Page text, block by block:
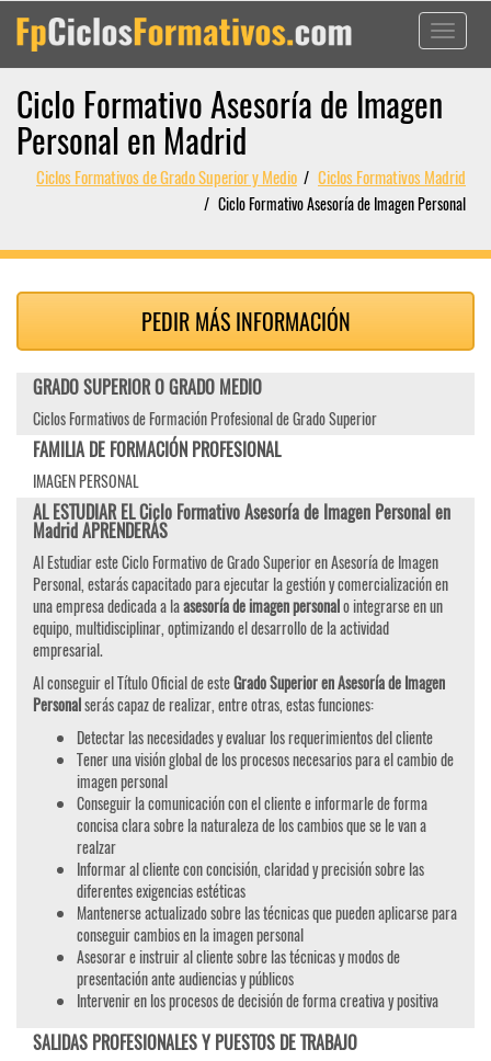
Toggle
Ciclo Formativo Asesoría de Imagen
Personal en Madrid
Ciclos Formativos de Grado Superior y Medio Ciclos Formativos Madrid
Ciclo Formativo Asesoría de Imagen Personal
PEDIR MÁS INFORMACIÓN
GRADO SUPERIOR O GRADO MEDIO
Ciclos Formativos de Formación Profesional de Grado Superior
FAMILIA DE FORMACIÓN PROFESIONAL
IMAGEN PERSONAL
AL ESTUDIAR EL Ciclo Formativo Asesoría de Imagen Personal en
Madrid APRENDERÁS
Al Estudiar este Ciclo Formativo de Grado Superior en Asesoría de Imagen
Personal, estarás capacitado para ejecutar la gestión y comercialización en
una empresa dedicada a laasesoría de imagen personalo integrarse en un
equipo, multidisciplinar, optimizando el desarrollo de la actividad
empresarial.
Al conseguir el Título Oficial de esteGrado Superior en Asesoría de Imagen
Personalserás capaz de realizar, entre otras, estas funciones:
Detectar las necesidades y evaluar los requerimientos del cliente
Tener una visión global de los procesos necesarios para el cambio de
imagen personal
Conseguir la comunicación con el cliente e informarle de forma
concisa clara sobre la naturaleza de los cambios que se le van a
realzar
Informar al cliente con concisión, claridad y precisión sobre las
diferentes exigencias estéticas
Mantenerse actualizado sobre las técnicas que pueden aplicarse para
conseguir cambios en la imagen personal
Asesorar e instruir al cliente sobre las técnicas y modos de
presentación ante audiencias y públicos
Intervenir en los procesos de decisión de forma creativa y positiva
SALIDAS PROFESIONALES Y PUESTOS DE TRABAJO